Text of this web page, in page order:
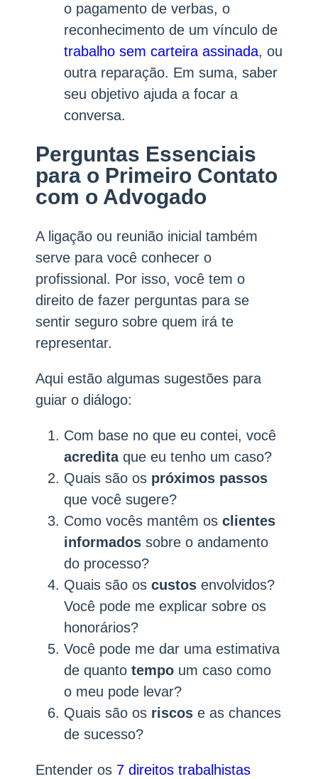
o pagamento de verbas, o
reconhecimento de um vínculo de
trabalho sem carteira assinada, ou
outra reparação. Em suma, saber
seu objetivo ajuda a focar a
conversa.
Perguntas Essenciais
para o Primeiro Contato
com o Advogado
A ligação ou reunião inicial também
serve para você conhecer o
profissional. Por isso, você tem o
direito de fazer perguntas para se
sentir seguro sobre quem irá te
representar.
Aqui estão algumas sugestões para
guiar o diálogo:
Com base no que eu contei, você
acredita que eu tenho um caso?
Quais são os próximos passos
que você sugere?
Como vocês mantêm os clientes
informados sobre o andamento
do processo?
Quais são os custos envolvidos?
Você pode me explicar sobre os
honorários?
Você pode me dar uma estimativa
de quanto tempo um caso como
o meu pode levar?
Quais são os riscos e as chances
de sucesso?
Entender os 7 direitos trabalhistas